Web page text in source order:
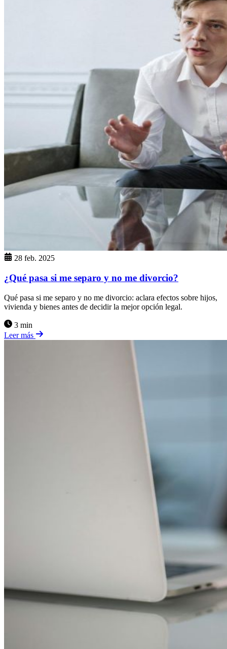
28 feb. 2025
¿Qué pasa si me separo y no me divorcio?
Qué pasa si me separo y no me divorcio: aclara efectos sobre hijos,
vivienda y bienes antes de decidir la mejor opción legal.
3 min
Leer más